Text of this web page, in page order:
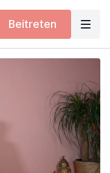
Beitreten